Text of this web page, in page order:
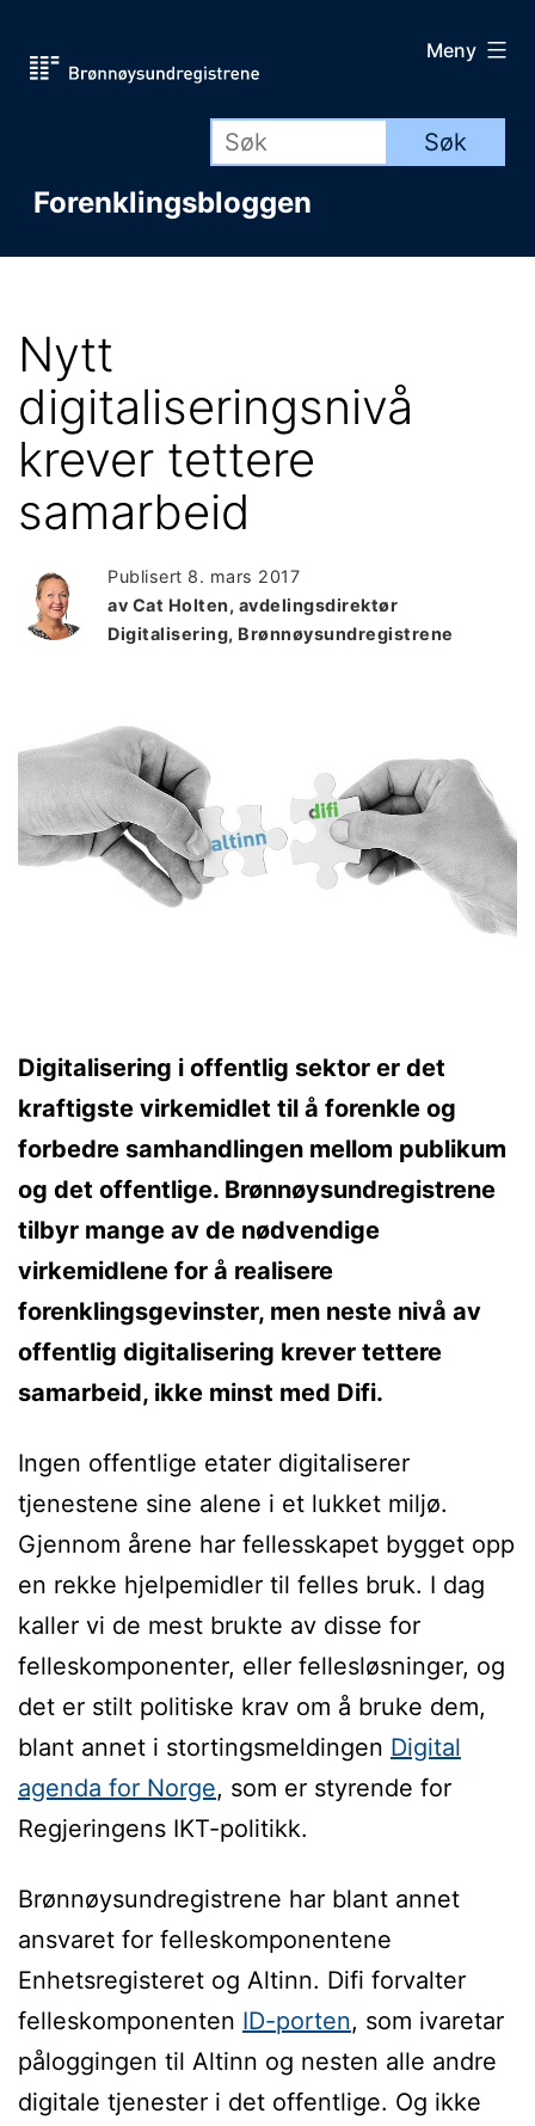
Forenklingsbloggen
Meny
Nytt
digitaliseringsnivå
krever tettere
samarbeid
Publisert 8. mars 2017
av Cat Holten, avdelingsdirektør
Digitalisering, Brønnøysundregistrene
Digitalisering i offentlig sektor er det
kraftigste virkemidlet til å forenkle og
forbedre samhandlingen mellom publikum
og det offentlige. Brønnøysundregistrene
tilbyr mange av de nødvendige
virkemidlene for å realisere
forenklingsgevinster, men neste nivå av
offentlig digitalisering krever tettere
samarbeid, ikke minst med Difi.
Ingen offentlige etater digitaliserer
tjenestene sine alene i et lukket miljø.
Gjennom årene har fellesskapet bygget opp
en rekke hjelpemidler til felles bruk. I dag
kaller vi de mest brukte av disse for
felleskomponenter, eller fellesløsninger, og
det er stilt politiske krav om å bruke dem,
blant annet i stortingsmeldingen Digital
agenda for Norge, som er styrende for
Regjeringens IKT-politikk.
Brønnøysundregistrene har blant annet
ansvaret for felleskomponentene
Enhetsregisteret og Altinn. Difi forvalter
felleskomponenten ID-porten, som ivaretar
påloggingen til Altinn og nesten alle andre
digitale tjenester i det offentlige. Og ikke